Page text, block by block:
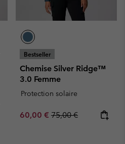
Bestseller
Chemise Silver Ridge™
3.0 Femme
Protection solaire
Sale price:
60,00 € Regular price:
75,00 €